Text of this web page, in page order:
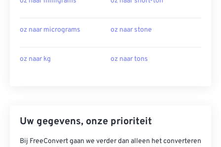
oz naar micrograms oz naar stone
oz naar kg oz naar tons
Uw gegevens, onze prioriteit
Bij FreeConvert gaan we verder dan alleen het converteren